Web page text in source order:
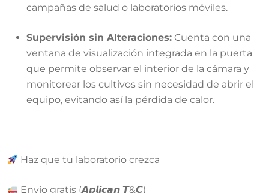
campañas de salud o laboratorios móviles.
Supervisión sin Alteraciones: Cuenta con una
ventana de visualización integrada en la puerta
que permite observar el interior de la cámara y
monitorear los cultivos sin necesidad de abrir el
equipo, evitando así la pérdida de calor.
Haz que tu laboratorio crezca
Envío gratis (𝘼𝙥𝙡𝙞𝙘𝙖𝙣 𝙏&𝘾)